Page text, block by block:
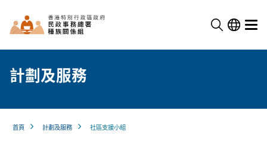
計劃及服務
首頁 計劃及服務 社區支援小組